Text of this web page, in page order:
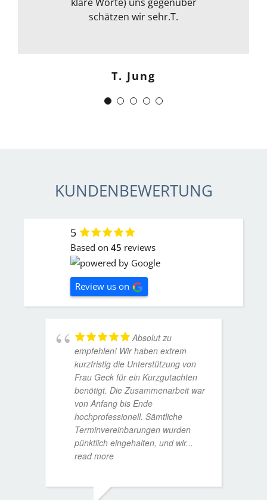
schätzen wir sehr.T.
T. Jung
weiterempfehlen. Weiter so !
J. Schwaber
KUNDENBEWERTUNG
5
Based on 45 reviews
Review us on
Absolut zu
empfehlen! Wir haben extrem
kurzfristig die Unterstützung von
Frau Geck für ein Kurzgutachten
benötigt. Die Zusammenarbeit war
von Anfang bis Ende
hochprofessionell. Sämtliche
Terminvereinbarungen wurden
pünktlich eingehalten, und wir...
read more